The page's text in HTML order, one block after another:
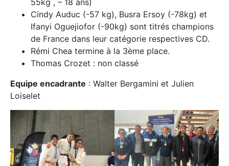
55kg , – 18 ans)
Cindy Auduc (-57 kg), Busra Ersoy (-78kg) et
Ifanyi Oguejiofor (-90kg) sont titrés champions
de France dans leur catégorie respectives CD.
Rémi Chea termine à la 3ème place.
Thomas Crozet : non classé
Equipe encadrante : Walter Bergamini et Julien
Loiselet